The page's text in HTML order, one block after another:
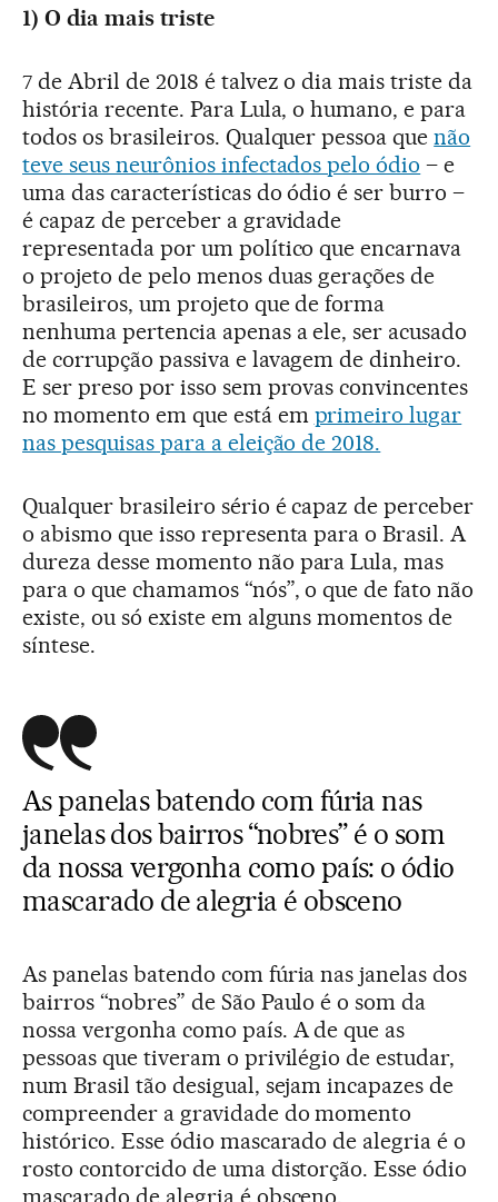
1) O dia mais triste
7 de Abril de 2018 é talvez o dia mais triste da
história recente. Para Lula, o humano, e para
todos os brasileiros. Qualquer pessoa quenão
teve seus neurônios infectados pelo ódio – e
uma das características do ódio é ser burro –
é capaz de perceber a gravidade
representada por um político que encarnava
o projeto de pelo menos duas gerações de
brasileiros, um projeto que de forma
nenhuma pertencia apenas a ele, ser acusado
de corrupção passiva e lavagem de dinheiro.
E ser preso por isso sem provas convincentes
no momento em que está em primeiro lugar
nas pesquisas para a eleição de 2018.
Qualquer brasileiro sério é capaz de perceber
o abismo que isso representa para o Brasil. A
dureza desse momento não para Lula, mas
para o que chamamos “nós”, o que de fato não
existe, ou só existe em alguns momentos de
síntese.
As panelas batendo com fúria nas
janelas dos bairros “nobres” é o som
da nossa vergonha como país: o ódio
mascarado de alegria é obsceno
As panelas batendo com fúria nas janelas dos
bairros “nobres” de São Paulo é o som da
nossa vergonha como país. A de que as
pessoas que tiveram o privilégio de estudar,
num Brasil tão desigual, sejam incapazes de
compreender a gravidade do momento
histórico. Esse ódio mascarado de alegria é o
rosto contorcido de uma distorção. Esse ódio